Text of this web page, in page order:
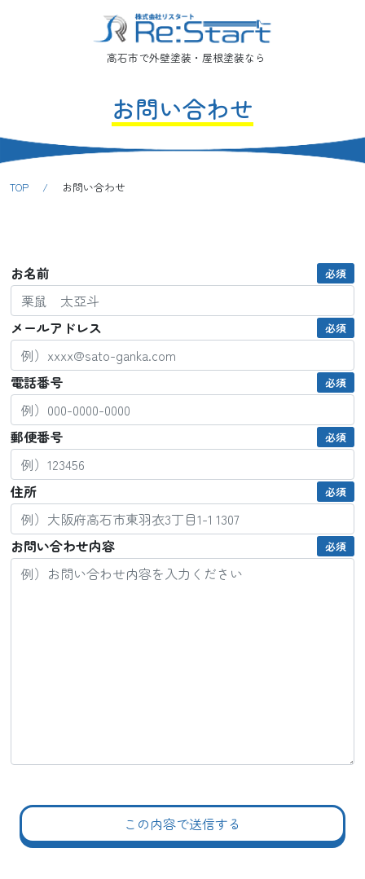
高石市で外壁塗装・屋根塗装なら
お問い合わせ
TOP / お問い合わせ
お名前 必須
メールアドレス 必須
電話番号 必須
郵便番号 必須
住所 必須
お問い合わせ内容 必須